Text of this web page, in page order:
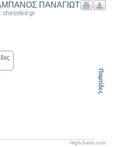
ΠΑΝΑΓΙΩΤΗΣ
chessfed.gr
Παρτίδες
Highcharts.com